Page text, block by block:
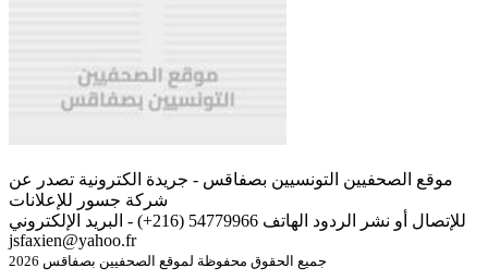
موقع الصحفيين التونسيين بصفاقس - جريدة الكترونية تصدر عن
شركة جسور للإعلانات
للإتصال أو نشر الردود الهاتف 54779966 (216+) - البريد الإلكتروني
jsfaxien@yahoo.fr
جميع الحقوق محفوظة لموقع الصحفيين بصفاقس 2026